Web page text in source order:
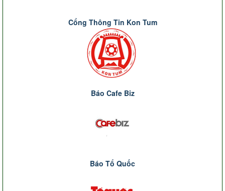
Cổng Thông Tin Kon Tum
Báo Cafe Biz
Báo Tổ Quốc